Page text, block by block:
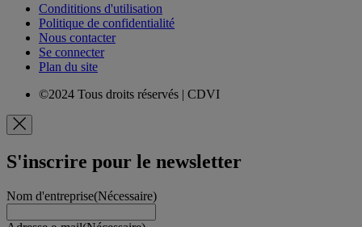
Condititions d'utilisation
Politique de confidentialité
Nous contacter
Se connecter
Plan du site
©2024 Tous droits réservés | CDVI
S'inscrire pour le newsletter
Nom d'entreprise(Nécessaire)